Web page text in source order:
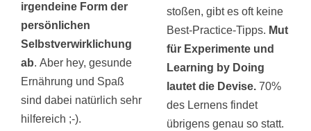
irgendeine Form der
persönlichen
Selbstverwirklichung
ab. Aber hey, gesunde
Ernährung und Spaß
sind dabei natürlich sehr
hilfereich ;-).
stoßen, gibt es oft keine
Best-Practice-Tipps. Mut
für Experimente und
Learning by Doing
lautet die Devise. 70%
des Lernens findet
übrigens genau so statt.